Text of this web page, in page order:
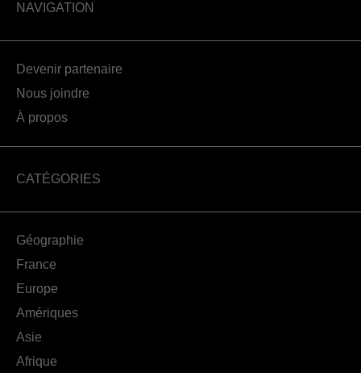
NAVIGATION
Devenir partenaire
Nous joindre
À propos
CATÉGORIES
Géographie
France
Europe
Amériques
Asie
Afrique